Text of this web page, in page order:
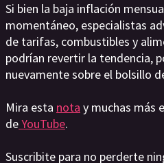
Si bien la baja inflación
momentáneo, especialistas
de tarifas, combustibles y
podrían revertir la tendencia,
nuevamente sobre el bolsillo
Mira esta nota y muchas más
deYouTube.
Suscribite para no perderte